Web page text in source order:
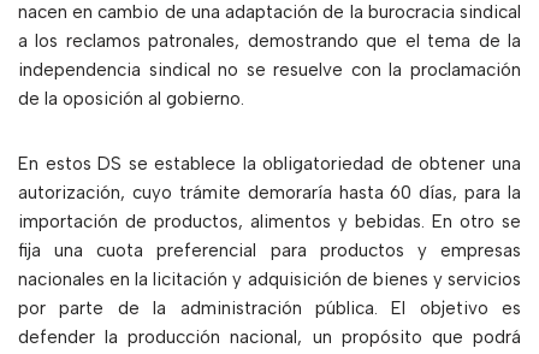
nacen en cambio de una adaptación de la burocracia sindical
a los reclamos patronales, demostrando que el tema de la
independencia sindical no se resuelve con la proclamación
de la oposición al gobierno.
En estos DS se establece la obligatoriedad de obtener una
autorización, cuyo trámite demoraría hasta 60 días, para la
importación de productos, alimentos y bebidas. En otro se
fija una cuota preferencial para productos y empresas
nacionales en la licitación y adquisición de bienes y servicios
por parte de la administración pública. El objetivo es
defender la producción nacional, un propósito que podrá